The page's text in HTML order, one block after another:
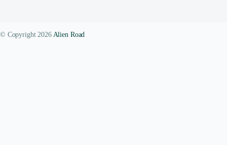
© Copyright 2026 Alien Road